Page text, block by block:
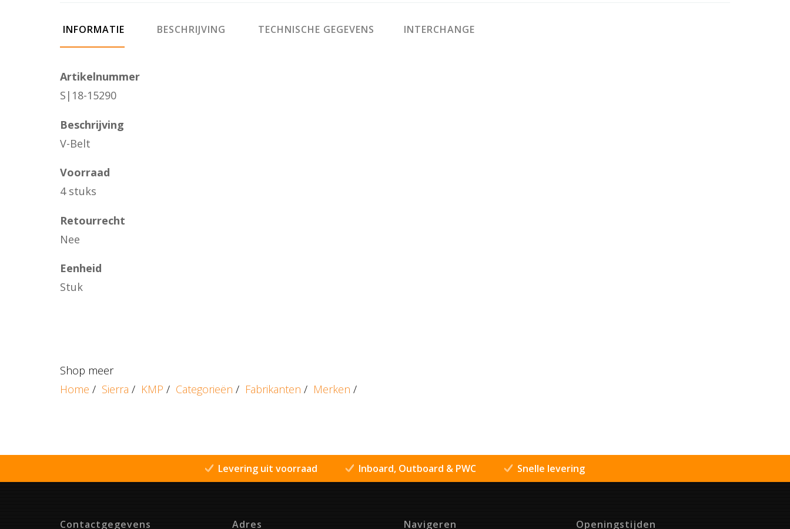
INFORMATIE BESCHRIJVING TECHNISCHE GEGEVENS INTERCHANGE
Artikelnummer
S|18-15290
Beschrijving
V-Belt
Voorraad
4 stuks
Retourrecht
Nee
Eenheid
Stuk
Shop meer
Home / Sierra / KMP / Categorieën / Fabrikanten / Merken /
Levering uit voorraad Inboard, Outboard & PWC Snelle levering
Contactgegevens Adres Navigeren Openingstijden